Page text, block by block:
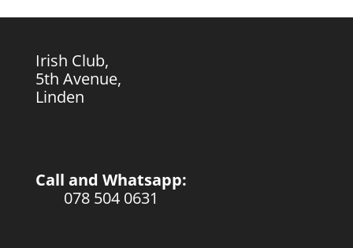
Irish Club,
5th Avenue,
Linden
Call and Whatsapp:
078 504 0631